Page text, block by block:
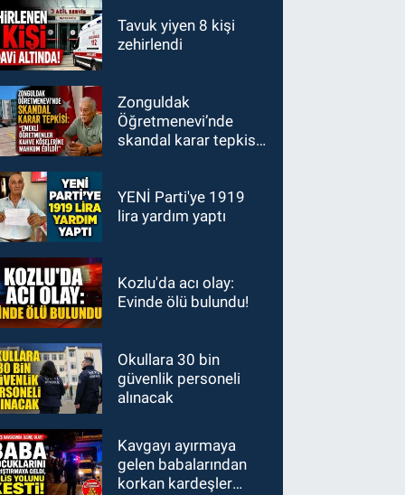
Tavuk yiyen 8 kişi
zehirlendi
Zonguldak
Öğretmenevi’nde
skandal karar tepkisi:
mahkum edildi!"
YENİ Parti'ye 1919
lira yardım yaptı
Kozlu'da acı olay:
Evinde ölü bulundu!
Okullara 30 bin
güvenlik personeli
alınacak
Kavgayı ayırmaya
gelen babalarından
korkan kardeşler